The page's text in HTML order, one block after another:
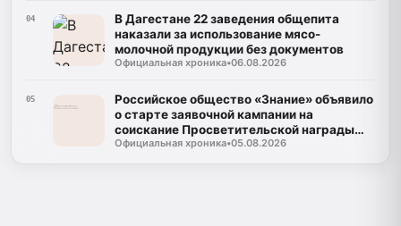
04
В Дагестане 22 заведения общепита
наказали за использование мясо-
молочной продукции без документов
Официальная хроника•06.08.2026
05
Российское общество «Знание» объявило
о старте заявочной кампании на
соискание Просветительской награды
«Знание. Премия-2026»
Официальная хроника•05.08.2026